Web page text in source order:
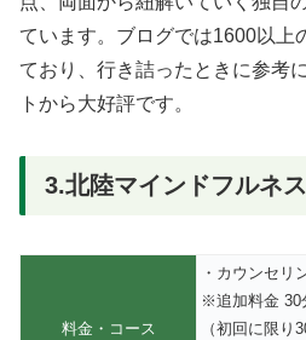
ています。ブログでは1600以上
ており、行き詰ったときに参考
トから大好評です。
3.北陸マインドフルネ
料金・コース
・カウンセリ
※追加料金 30
（初回に限り